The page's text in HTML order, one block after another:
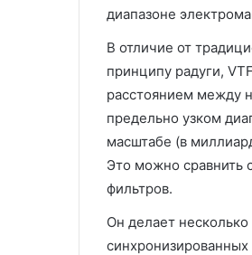
диапазоне
В отличие от
принципу радуги,
расстоянием между
предельно узком
масштабе (в
Это можно сравнить
фильтров.
Он делает